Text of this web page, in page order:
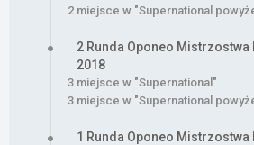
2 miejsce w "Supernational
2 Runda Oponeo
2018
3 miejsce w "Supernational"
3 miejsce w "Supernational
1 Runda Oponeo